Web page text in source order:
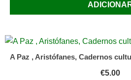
A Paz , Aristófanes, Cadernos
€5.00